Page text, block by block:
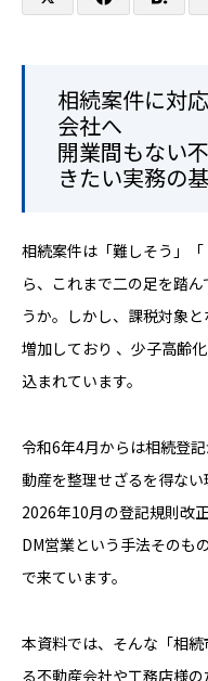
相続案件に対
会社へ
開業間もない
きたい実務の
相続案件は「難しそう」
ら、これまで二の足を踏
うか。しかし、課税対象
増加しており 、少子高齢
込まれています。
令和6年4月からは相続登
動産を整理せざるを得ない
2026年10月の登記規則改
DM営業という手法そのも
で来ています。
本資料では、そんな「相
る不動産会社や工務店様